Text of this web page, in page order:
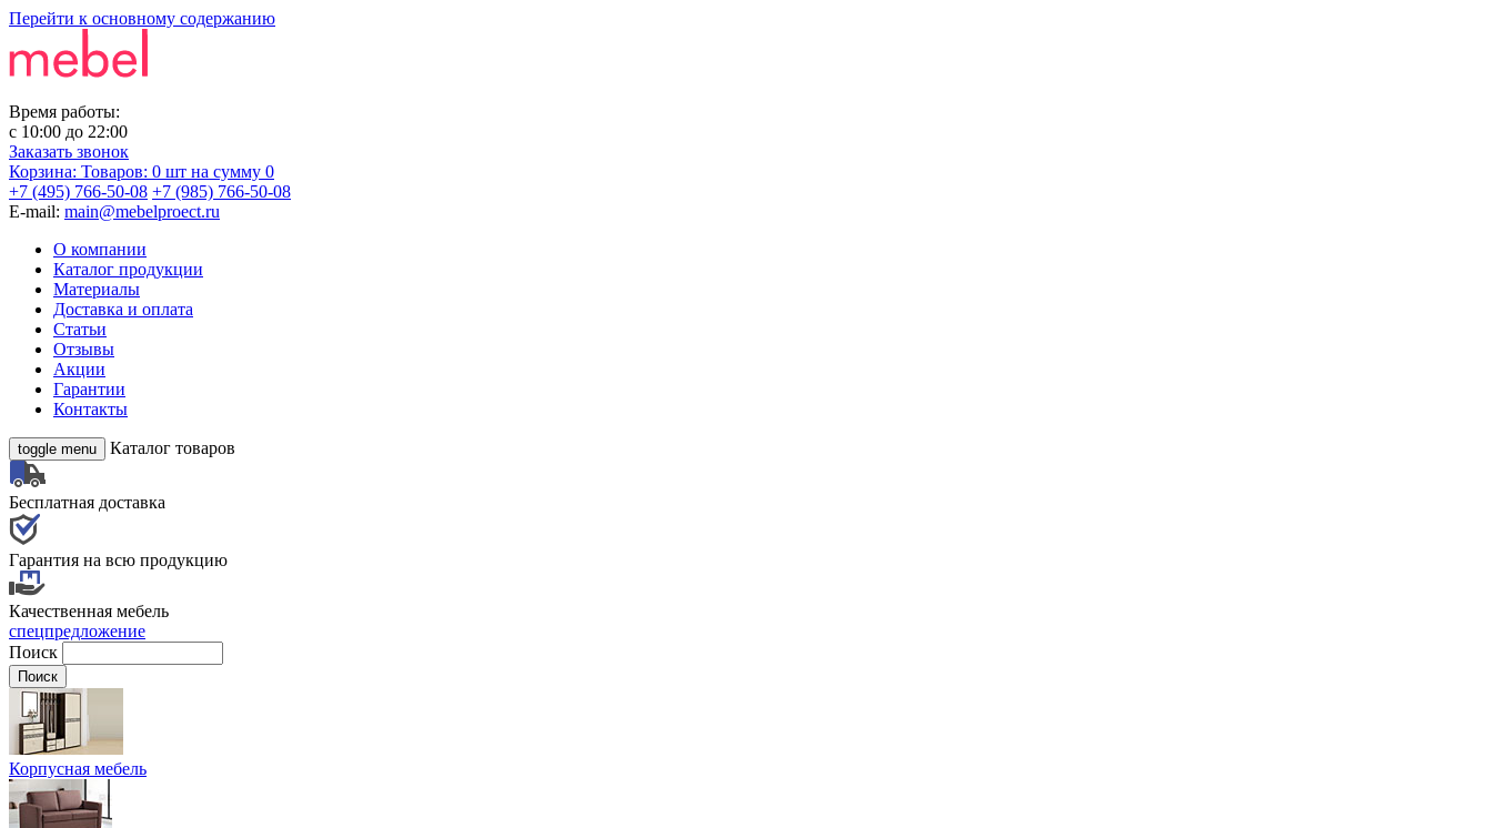
Перейти к основному содержанию
Время работы:
с 10:00 до 22:00
Заказать звонок
Корзина: Товаров: 0 шт на сумму 0
+7 (495) 766-50-08 +7 (985) 766-50-08
E-mail: main@mebelproect.ru
О компании
Каталог продукции
Материалы
Доставка и оплата
Статьи
Отзывы
Акции
Гарантии
Контакты
toggle menu Каталог товаров
Бесплатная доставка
Гарантия на всю продукцию
Качественная мебель
спецпредложение
Поиск
Корпусная мебель